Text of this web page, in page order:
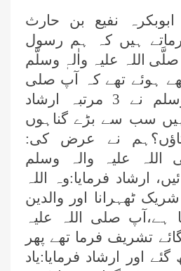
نفیع بن حارث
ہیں کہ ہم رسول
اللہ علیہ واٰلہٖ وسلَّم
ہوئے تھے کہ آپ صلی
الله علیہ وآلہ وسلم نے 3 مرتبہ ارشاد
سب سے بڑے گناہوں
نے عرض کی:
اللہ علیہ والہ وسلم
ارشاد فرمایا:وہ اللہ
ٹھہرانا اور والدین
ہے،آپ صلی اللہ علیہ
تشریف فرما تھے پھر
اور ارشاد فرمایا:یاد